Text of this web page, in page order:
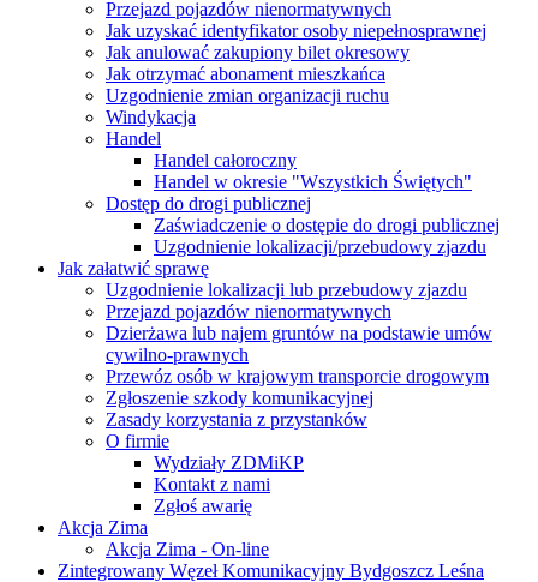
Przejazd pojazdów nienormatywnych
Jak uzyskać identyfikator osoby niepełnosprawnej
Jak anulować zakupiony bilet okresowy
Jak otrzymać abonament mieszkańca
Uzgodnienie zmian organizacji ruchu
Windykacja
Handel
Handel całoroczny
Handel w okresie "Wszystkich Świętych"
Dostęp do drogi publicznej
Zaświadczenie o dostępie do drogi publicznej
Uzgodnienie lokalizacji/przebudowy zjazdu
Jak załatwić sprawę
Uzgodnienie lokalizacji lub przebudowy zjazdu
Przejazd pojazdów nienormatywnych
Dzierżawa lub najem gruntów na podstawie umów
cywilno-prawnych
Przewóz osób w krajowym transporcie drogowym
Zgłoszenie szkody komunikacyjnej
Zasady korzystania z przystanków
O firmie
Wydziały ZDMiKP
Kontakt z nami
Zgłoś awarię
Akcja Zima
Akcja Zima - On-line
Zintegrowany Węzeł Komunikacyjny Bydgoszcz Leśna